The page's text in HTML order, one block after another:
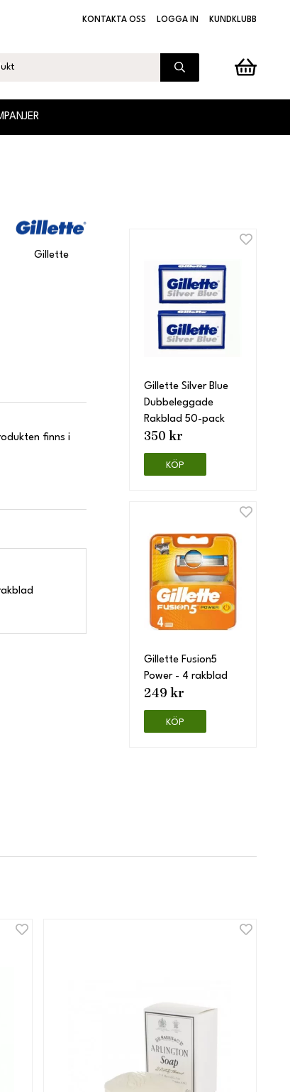
KONTAKTA OSS LOGGA IN KUNDKLUBB
Gillette
finns i
Gillette Silver Blue
Dubbeleggade
Rakblad 50-pack
350 kr
KÖP
Gillette Fusion5
Power - 4 rakblad
249 kr
KÖP